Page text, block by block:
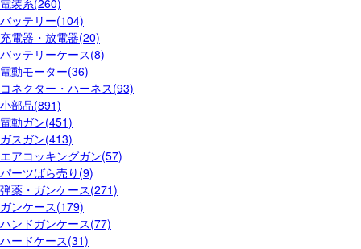
電装系(260)
バッテリー(104)
充電器・放電器(20)
バッテリーケース(8)
電動モーター(36)
コネクター・ハーネス(93)
小部品(891)
電動ガン(451)
ガスガン(413)
エアコッキングガン(57)
パーツばら売り(9)
弾薬・ガンケース(271)
ガンケース(179)
ハンドガンケース(77)
ハードケース(31)